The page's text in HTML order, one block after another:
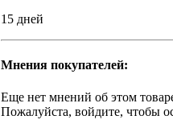
15 дней
Мнения покупателей:
Еще нет мнений об этом
Пожалуйста, войдите, чтобы